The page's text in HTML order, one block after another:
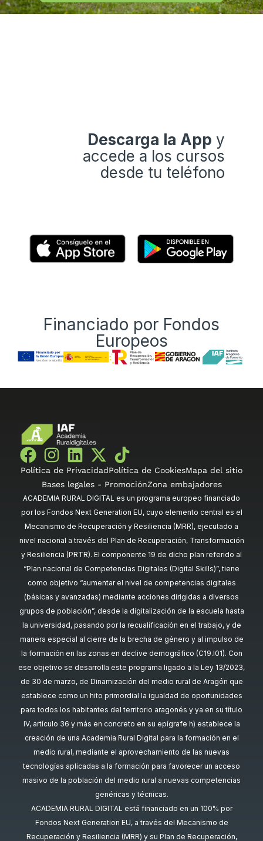
Descarga la App y
accede a los cursos
desde tu teléfono
Financiado por Fondos
Europeos
Política de PrivacidadPolítica de CookiesMapa del sitio
Bases legales - PromociónZona embajadores
ACADEMIA RURAL DIGITAL es un programa europeo financiado
por los Fondos Next Generation EU, cuyo elemento central es el
Mecanismo de Recuperación y Resiliencia (MRR), ejecutado a
nivel nacional a través del Plan de Recuperación, Transformación
y Resiliencia (PRTR). El componente 19 de dicho plan referido al
“Plan nacional de Competencias Digitales (Digital Skills)”, tiene
como objetivo “aumentar el nivel de competencias digitales
(básicas y avanzadas) mediante acciones dirigidas a diversos
grupos de población”, desde la digitalización de la escuela hasta
la universidad, pasando por la recualificación en el trabajo, y de
manera especial al cierre de la brecha de género y al impulso de
la formación en las zonas en declive demográfico (C19.I01). Con
ese objetivo se desarrolla este programa ligado a la Ley 13/2023,
de 30 de marzo, de Dinamización del medio rural de Aragón que
establece como un hito primordial la igualdad de oportunidades
para todos los habitantes del territorio aragonés y ya en su título
IV, artículo 36 y más en concreto en su epígrafe h) establece la
creación de una Academia Rural Digital para la formación en el
medio rural, mediante el aprovechamiento de las nuevas
tecnologías aplicadas a la formación para favorecer un acceso
masivo de la población del medio rural a nuevas competencias
genéricas y técnicas.
ACADEMIA RURAL DIGITAL está financiado en un 100% por
Fondos Next Generation EU, a través del Mecanismo de
Recuperación y Resiliencia (MRR) y su Plan de Recuperación,